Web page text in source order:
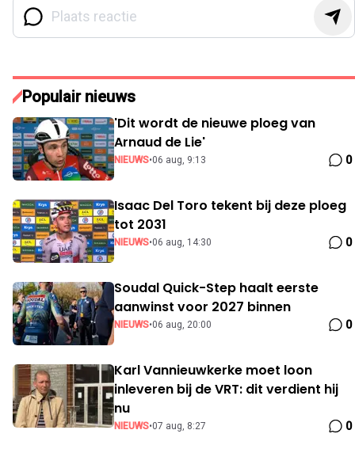
Populair nieuws
'Dit wordt de nieuwe ploeg van
Arnaud de Lie'
NIEUWS•06 aug, 9:13 0
Isaac Del Toro tekent bij deze ploeg
tot 2031
NIEUWS•06 aug, 14:30 0
Soudal Quick-Step haalt eerste
aanwinst voor 2027 binnen
NIEUWS•06 aug, 20:00 0
Karl Vannieuwkerke moet loon
inleveren bij de VRT: dit verdient hij
nu
NIEUWS•07 aug, 8:27 0